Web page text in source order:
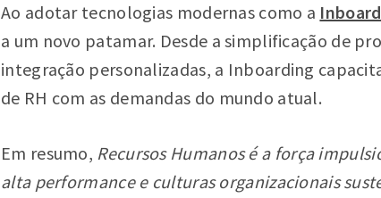
Ao adotar tecnologias modernas como a
a um novo patamar. Desde a simplificação de
integração personalizadas, a Inboarding
de RH com as demandas do mundo atual.
Em resumo, Recursos Humanos é a força
alta performance e culturas organizacionais